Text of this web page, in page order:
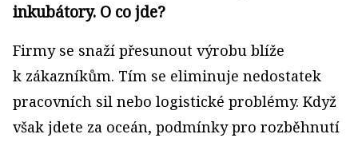
inkubátory. O co jde?
Firmy se snaží přesunout výrobu blíže
k zákazníkům. Tím se eliminuje nedostatek
pracovních sil nebo logistické problémy. Když
však jdete za oceán, podmínky pro rozběhnutí